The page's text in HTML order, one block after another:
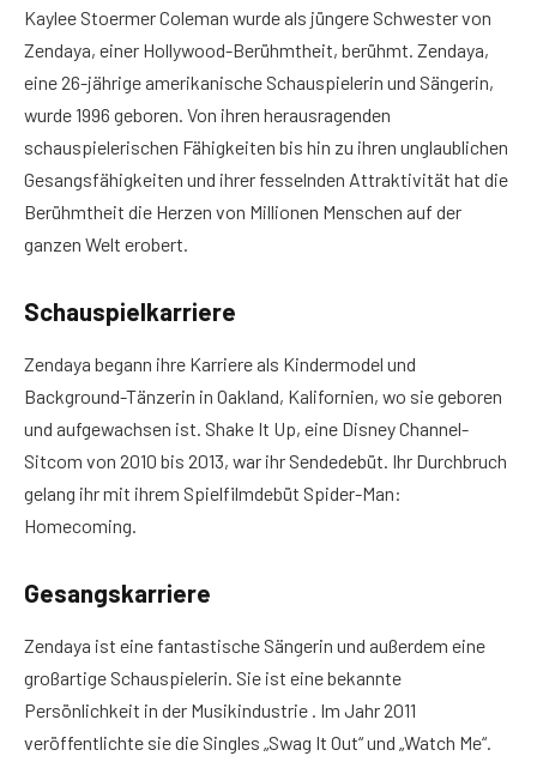
Kaylee Stoermer Coleman wurde als jüngere Schwester von
Zendaya, einer Hollywood-Berühmtheit, berühmt. Zendaya,
eine 26-jährige amerikanische Schauspielerin und Sängerin,
wurde 1996 geboren. Von ihren herausragenden
schauspielerischen Fähigkeiten bis hin zu ihren unglaublichen
Gesangsfähigkeiten und ihrer fesselnden Attraktivität hat die
Berühmtheit die Herzen von Millionen Menschen auf der
ganzen Welt erobert.
Schauspielkarriere
Zendaya begann ihre Karriere als Kindermodel und
Background-Tänzerin in Oakland, Kalifornien, wo sie geboren
und aufgewachsen ist. Shake It Up, eine Disney Channel-
Sitcom von 2010 bis 2013, war ihr Sendedebüt. Ihr Durchbruch
gelang ihr mit ihrem Spielfilmdebüt Spider-Man:
Homecoming.
Gesangskarriere
Zendaya ist eine fantastische Sängerin und außerdem eine
großartige Schauspielerin. Sie ist eine bekannte
Persönlichkeit in der Musikindustrie . Im Jahr 2011
veröffentlichte sie die Singles „Swag It Out“ und „Watch Me“.